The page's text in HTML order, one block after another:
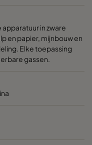
in zware
en papier, mijnbouw en
Elke toepassing
gassen.